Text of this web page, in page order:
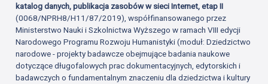
katalog danych, publikacja zasobów w sieci Internet, etap II
(0068/NPRH8/H11/87/2019), współfinansowanego przez
Ministerstwo Nauki i Szkolnictwa Wyższego w ramach VIII edycji
Narodowego Programu Rozwoju Humanistyki (moduł: Dziedzictwo
narodowe - projekty badawcze obejmujące badania naukowe
dotyczące długofalowych prac dokumentacyjnych, edytorskich i
badawczych o fundamentalnym znaczeniu dla dziedzictwa i kultury